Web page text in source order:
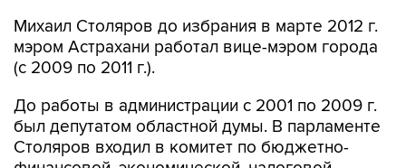
Михаил Столяров до избрания в марте 2012 г.
мэром Астрахани работал вице-мэром города
(с 2009 по 2011 г.).
До работы в администрации с 2001 по 2009 г.
был депутатом областной думы. В парламенте
Столяров входил в комитет по бюджетно-